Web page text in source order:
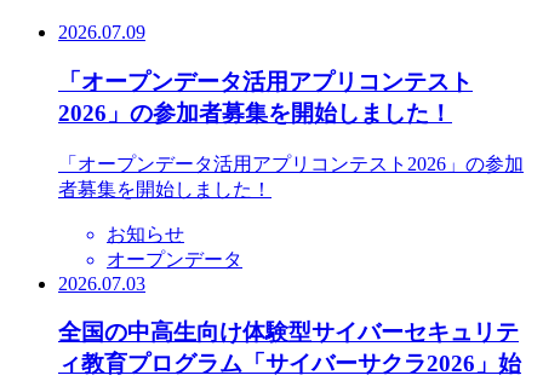
2026.07.09
「オープンデータ活用アプリコンテスト
2026」の参加者募集を開始しました！
「オープンデータ活用アプリコンテスト2026」の参加
者募集を開始しました！
お知らせ
オープンデータ
2026.07.03
全国の中高生向け体験型サイバーセキュリテ
ィ教育プログラム「サイバーサクラ2026」始